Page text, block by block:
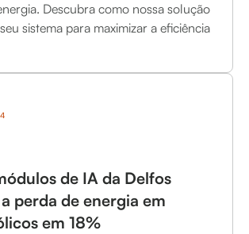
Descubra como nossa solução
sistema para maximizar a eficiência
de IA da Delfos
perda de energia em
em 18%